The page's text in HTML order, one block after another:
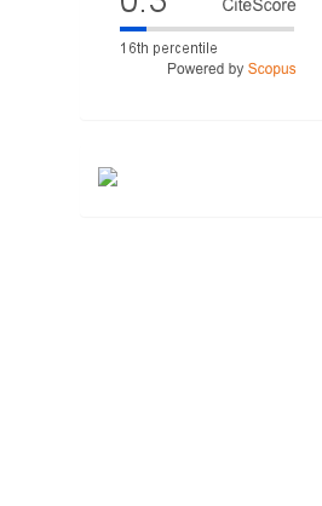
ACESSOS